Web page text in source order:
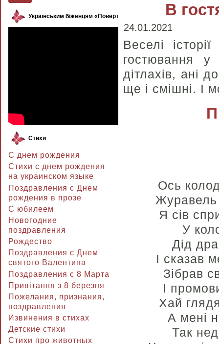
Українським біженцям «Повертайся, пташко»
Стихи
С днем рождения
Стихи с днем рождения
на украинском языке
Поздравления с Днем
рождения в прозе
C юбилеем
Новогодние
поздравления
Рождество
Поздравления с Днем
святого Валентина
Поздравления с 8 Марта
Привітання з 8 березня
Пожелания, признания,
поздравления
Извинения в стихах
Детские стихи
Стихи про животных
В
24.01.2021
Веселі
гостювання
дітлахів, ані
ще і смішні. І
Ось
Журавель
Я сів
У
Дід
І сказав
Зібрав
І
Хай
А мені
Так